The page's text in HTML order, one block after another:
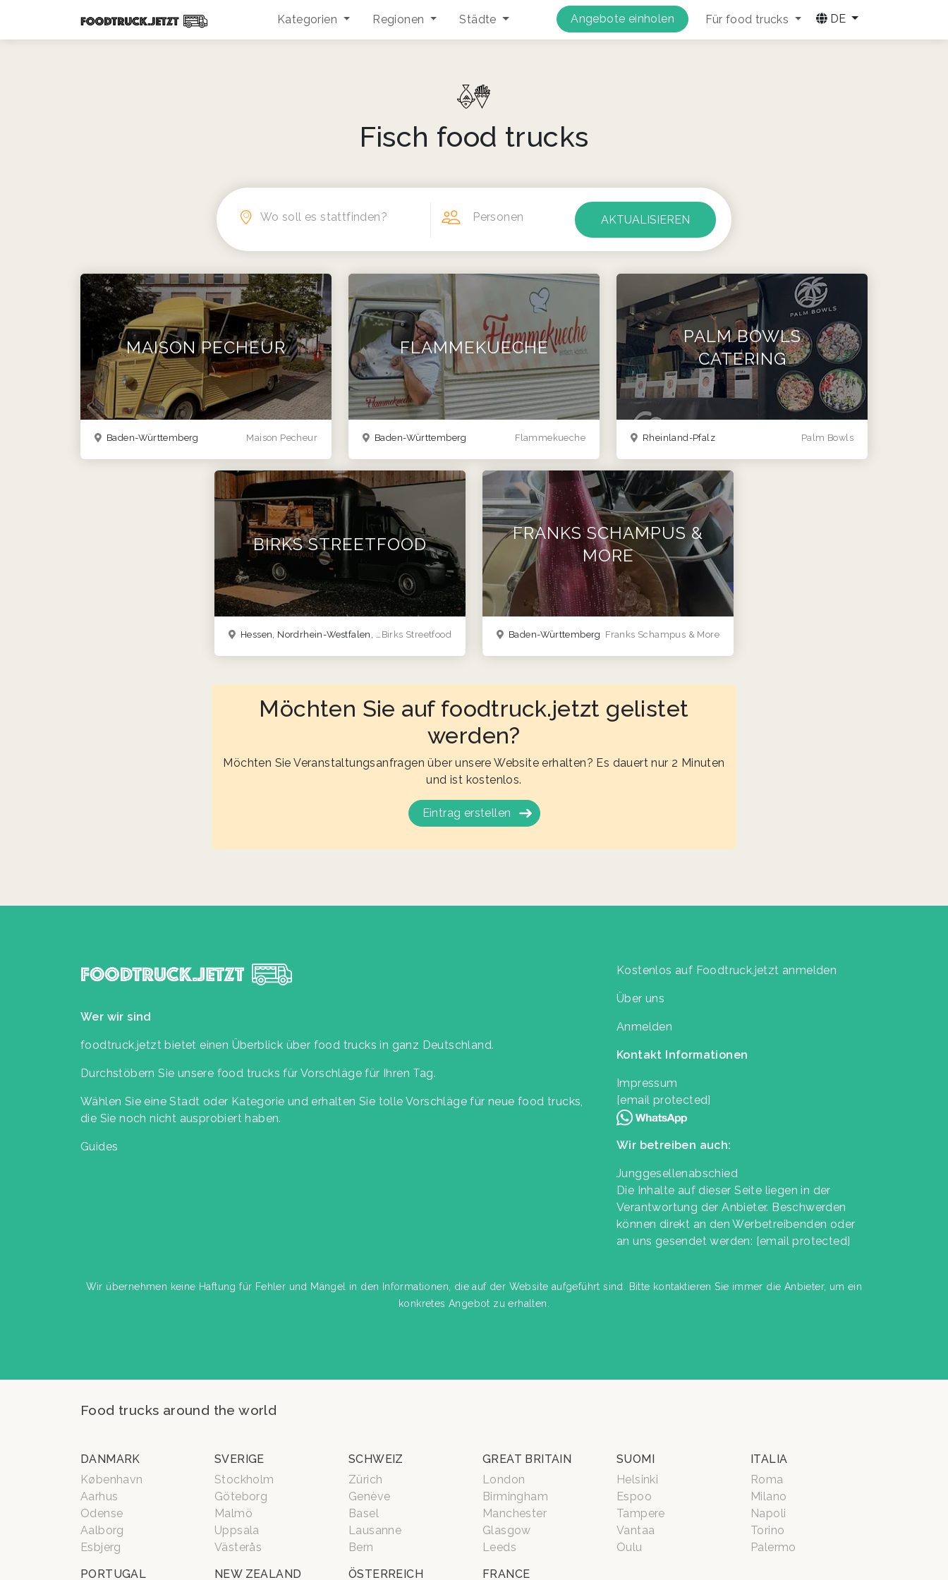
Kategorien Regionen Städte Angebote einholen Für food trucks DE
Fisch food trucks
Wo soll es stattfinden? Personen
MAISON PECHEUR
Maison Pecheur
Baden-Württemberg
FLAMMEKUECHE
Flammekueche
Baden-Württemberg
PALM BOWLS
CATERING
Palm Bowls
Rheinland-Pfalz
BIRKS STREETFOOD
Birks Streetfood
Hessen, Nordrhein-Westfalen, Rheinland-Pfalz, Saarland
FRANKS SCHAMPUS &
MORE
Franks Schampus & More
Baden-Württemberg
Möchten Sie auf foodtruck.jetzt gelistet
werden?
Möchten Sie Veranstaltungsanfragen über unsere Website erhalten? Es dauert nur 2 Minuten
und ist kostenlos.
Eintrag erstellen
Wer wir sind
foodtruck.jetzt bietet einen Überblick über food trucks in ganz Deutschland.
Durchstöbern Sie unsere food trucks für Vorschläge für Ihren Tag.
Wählen Sie eine Stadt oder Kategorie und erhalten Sie tolle Vorschläge für neue food trucks,
die Sie noch nicht ausprobiert haben.
Guides
Kostenlos auf Foodtruck.jetzt anmelden
Über uns
Anmelden
Kontakt Informationen
Impressum
[email protected]
Wir betreiben auch:
Junggesellenabschied
Die Inhalte auf dieser Seite liegen in der
Verantwortung der Anbieter. Beschwerden
können direkt an den Werbetreibenden oder
an uns gesendet werden: [email protected]
Wir übernehmen keine Haftung für Fehler und Mängel in den Informationen, die auf der Website aufgeführt sind. Bitte kontaktieren Sie immer die Anbieter, um ein
konkretes Angebot zu erhalten.
Food trucks around the world
DANMARK
København
Aarhus
Odense
Aalborg
Esbjerg
SVERIGE
Stockholm
Göteborg
Malmö
Uppsala
Västerås
SCHWEIZ
Zürich
Genève
Basel
Lausanne
Bern
GREAT BRITAIN
London
Birmingham
Manchester
Glasgow
Leeds
SUOMI
Helsinki
Espoo
Tampere
Vantaa
Oulu
ITALIA
Roma
Milano
Napoli
Torino
Palermo
PORTUGAL
NEW ZEALAND ÖSTERREICH FRANCE